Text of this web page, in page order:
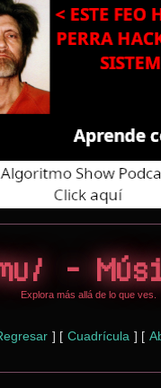
-
Explora más allá de lo que ves.
] [ Cuadrícula ] [